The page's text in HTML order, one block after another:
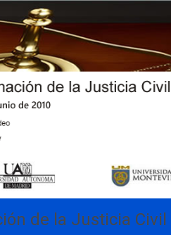
de la Justicia Civil